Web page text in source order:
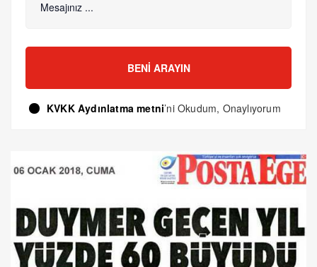
BENI ARAYIN
KVKK Aydınlatma metni’ni Okudum, Onaylıyorum